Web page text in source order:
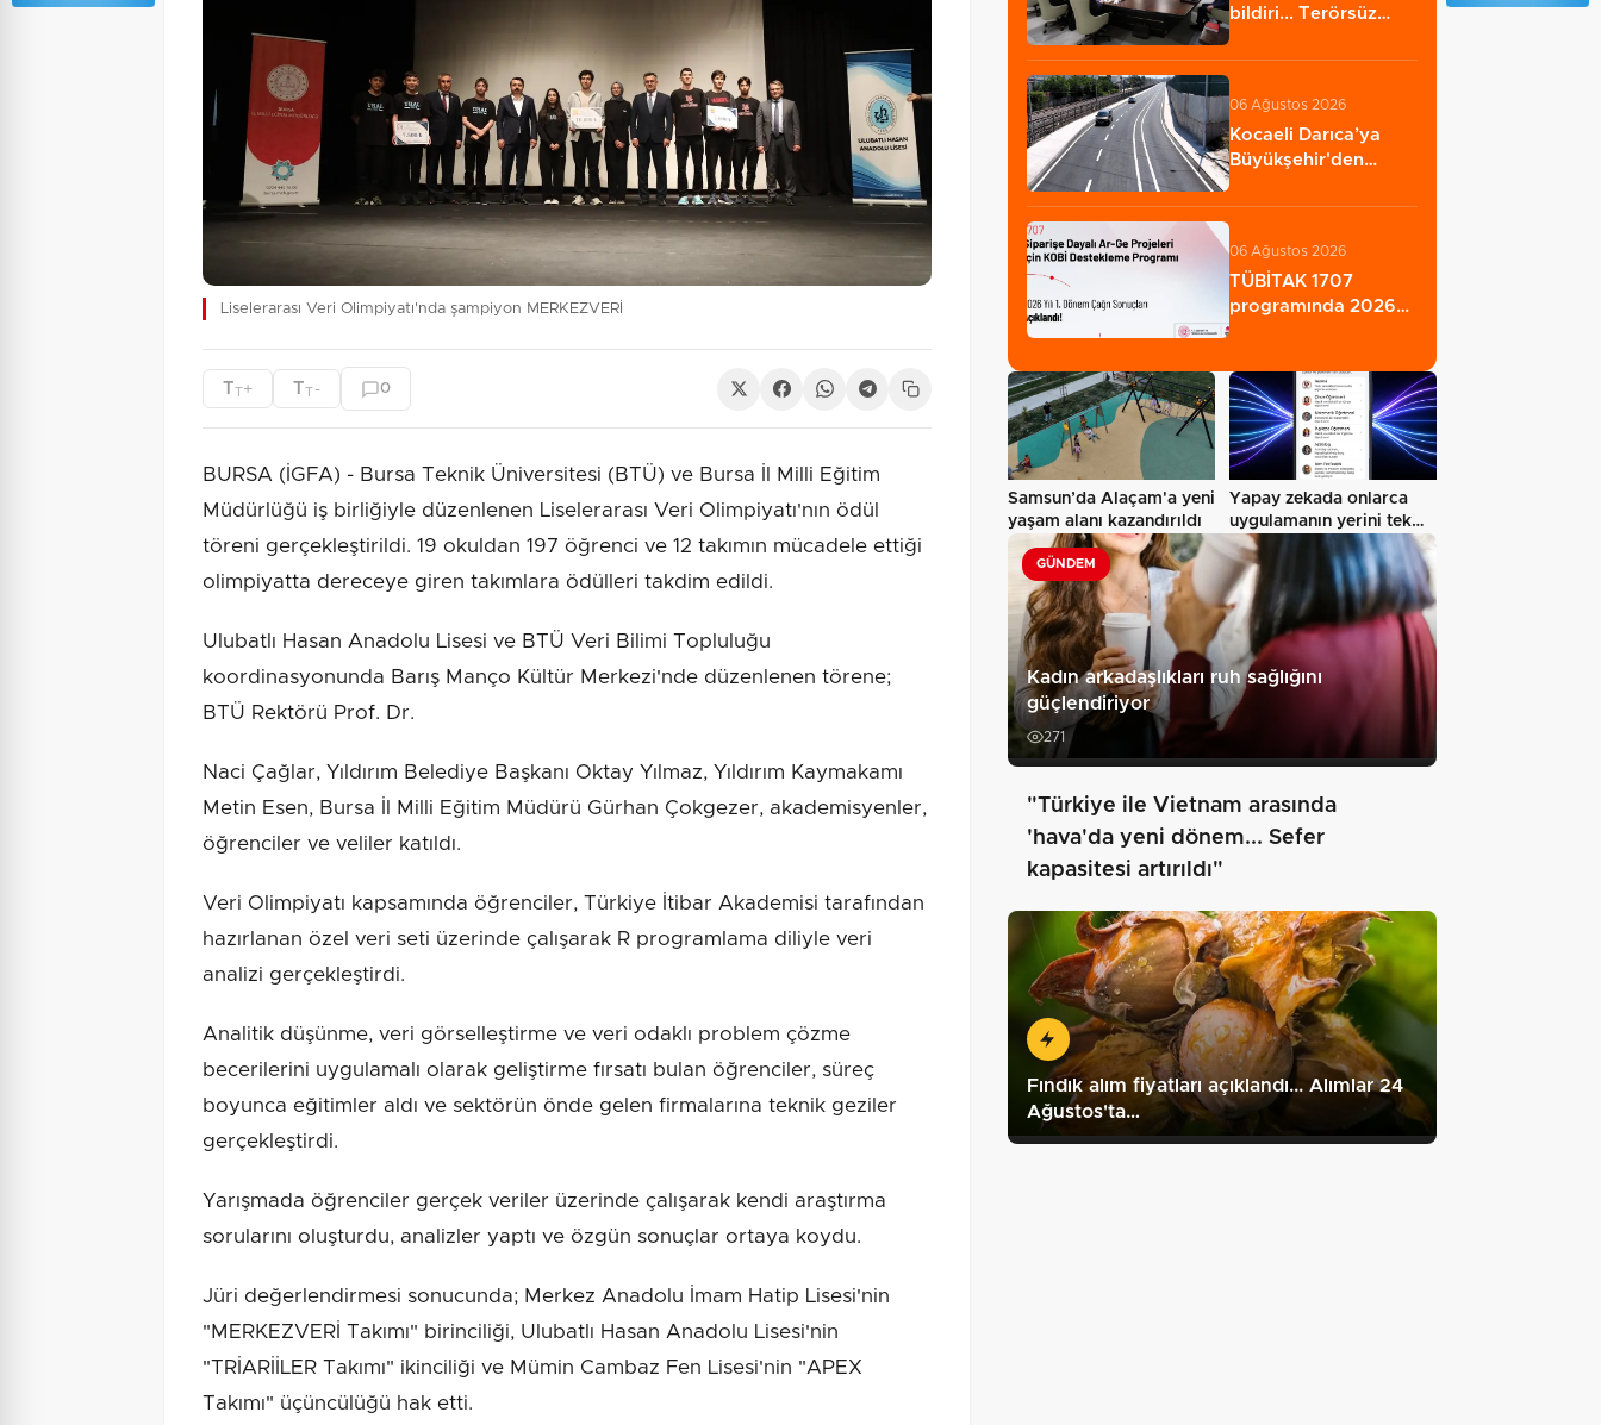
Liselerarası Veri Olimpiyatı'nda şampiyon MERKEZVERİ
TT+ TT - 0
BURSA (İGFA) - Bursa Teknik Üniversitesi (BTÜ) ve Bursa İl Milli Eğitim
Müdürlüğü iş birliğiyle düzenlenen Liselerarası Veri Olimpiyatı'nın ödül
töreni gerçekleştirildi. 19 okuldan 197 öğrenci ve 12 takımın mücadele ettiği
olimpiyatta dereceye giren takımlara ödülleri takdim edildi.
Ulubatlı Hasan Anadolu Lisesi ve BTÜ Veri Bilimi Topluluğu
koordinasyonunda Barış Manço Kültür Merkezi'nde düzenlenen törene;
BTÜ Rektörü Prof. Dr.
Naci Çağlar, Yıldırım Belediye Başkanı Oktay Yılmaz, Yıldırım Kaymakamı
Metin Esen, Bursa İl Milli Eğitim Müdürü Gürhan Çokgezer, akademisyenler,
öğrenciler ve veliler katıldı.
Veri Olimpiyatı kapsamında öğrenciler, Türkiye İtibar Akademisi tarafından
hazırlanan özel veri seti üzerinde çalışarak R programlama diliyle veri
analizi gerçekleştirdi.
Analitik düşünme, veri görselleştirme ve veri odaklı problem çözme
becerilerini uygulamalı olarak geliştirme fırsatı bulan öğrenciler, süreç
boyunca eğitimler aldı ve sektörün önde gelen firmalarına teknik geziler
gerçekleştirdi.
Yarışmada öğrenciler gerçek veriler üzerinde çalışarak kendi araştırma
sorularını oluşturdu, analizler yaptı ve özgün sonuçlar ortaya koydu.
Jüri değerlendirmesi sonucunda; Merkez Anadolu İmam Hatip Lisesi'nin
"MERKEZVERİ Takımı" birinciliği, Ulubatlı Hasan Anadolu Lisesi'nin
"TRİARİİLER Takımı" ikinciliği ve Mümin Cambaz Fen Lisesi'nin "APEX
Takımı" üçüncülüğü hak etti.
bildiri... Terörsüz
06 Ağustos 2026
Kocaeli Darıca’ya
Büyükşehir'den
yatırımı…
06 Ağustos 2026
TÜBİTAK 1707
programında 2026
Samsun’da Alaçam'a yeni
yaşam alanı kazandırıldı
Yapay zekada onlarca
uygulamanın yerini tek
asistan…
GÜNDEM
Kadın arkadaşlıkları ruh sağlığını
güçlendiriyor
271
"Türkiye ile Vietnam arasında
'hava'da yeni dönem... Sefer
kapasitesi artırıldı"
Fındık alım fiyatları açıklandı... Alımlar 24
Ağustos'ta…